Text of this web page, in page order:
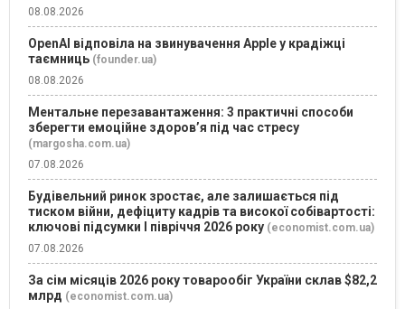
08.08.2026
OpenAI відповіла на звинувачення Apple у крадіжці
таємниць (founder.ua)
08.08.2026
Ментальне перезавантаження: 3 практичні способи
зберегти емоційне здоров’я під час стресу
(margosha.com.ua)
07.08.2026
Будівельний ринок зростає, але залишається під
тиском війни, дефіциту кадрів та високої собівартості:
ключові підсумки І півріччя 2026 року (economist.com.ua)
07.08.2026
За сім місяців 2026 року товарообіг України склав $82,2
млрд (economist.com.ua)